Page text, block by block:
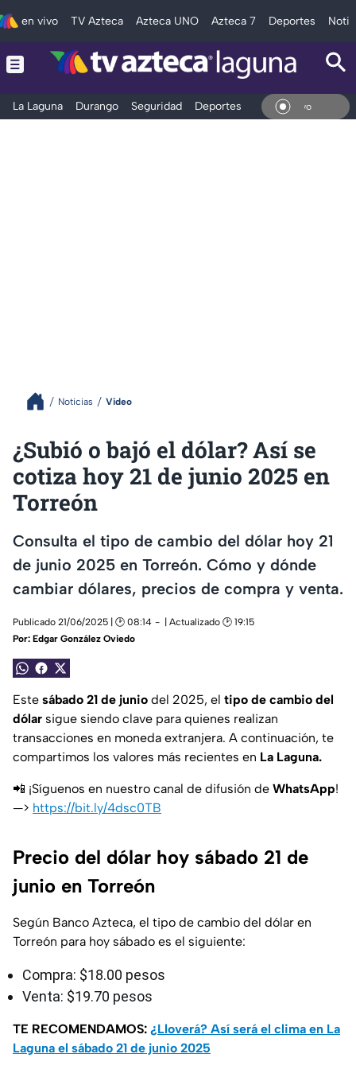
en vivo TV Azteca Azteca UNO Azteca 7 Deportes
La Laguna Durango Seguridad Deportes Entretenimiento En
Noticias Video
¿Subió o bajó el dólar? Así se
cotiza hoy 21 de junio 2025 en
Torreón
Consulta el tipo de cambio del dólar hoy 21
de junio 2025 en Torreón. Cómo y dónde
cambiar dólares, precios de compra y venta.
Publicado 21/06/2025 | 🕑 08:14
| Actualizado 🕑 19:15
Por: Edgar González Oviedo
Este sábado 21 de junio del 2025, el tipo de cambio del
dólar sigue siendo clave para quienes realizan
transacciones en moneda extranjera. A continuación, te
compartimos los valores más recientes en La Laguna.
📲 ¡Síguenos en nuestro canal de difusión de WhatsApp!
—> https://bit.ly/4dsc0TB
Precio del dólar hoy sábado 21 de
junio en Torreón
Según Banco Azteca, el tipo de cambio del dólar en
Torreón para hoy sábado es el siguiente:
Compra: $18.00 pesos
Venta: $19.70 pesos
TE RECOMENDAMOS: ¿Lloverá? Así será el clima en La
Laguna el sábado 21 de junio 2025